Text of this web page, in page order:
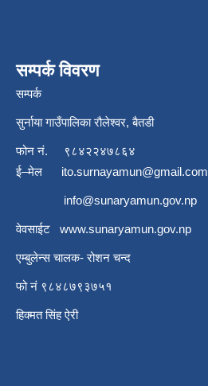
सम्पर्क विवरण
सम्पर्क
सुर्नाया गाउँपालिका रौलेश्वर, बैतडी
फोन नं.
९८४२२४७८६४
ई–मेल ito.surnayamun@gmail.com
info@sunaryamun.gov.np
वेवसाईट www.sunaryamun.gov.np
एम्बुलेन्स चालक- रोशन चन्द
फो नं ९८४८७९३७५१
हिक्मत सिंह ऐरी